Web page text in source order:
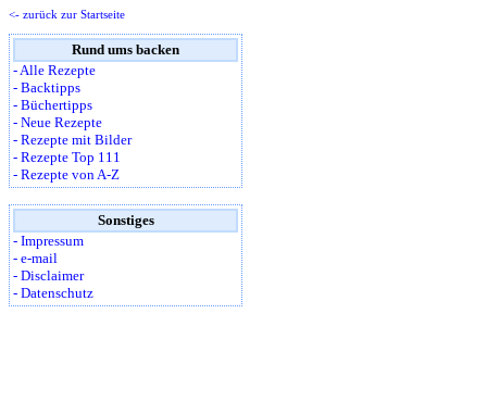
<- zurück zur Startseite
Rund ums backen
- Alle Rezepte
- Backtipps
- Büchertipps
- Neue Rezepte
- Rezepte mit Bilder
- Rezepte Top 111
- Rezepte von A-Z
Sonstiges
- Impressum
- e-mail
- Disclaimer
- Datenschutz